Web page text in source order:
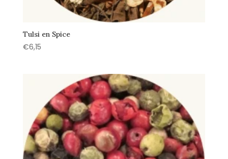
Tulsi en Spice
€6,15